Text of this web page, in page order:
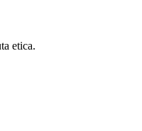
etica.